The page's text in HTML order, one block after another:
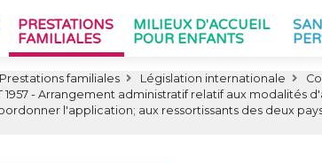
PRESTATIONS
FAMILIALES
MILIEUX D'ACCUEIL
POUR ENFANTS
Prestations familiales Législation internationale
1957 - Arrangement administratif relatif aux
l'application; aux ressortissants des deux